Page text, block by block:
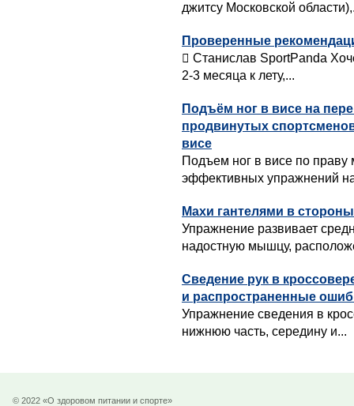
джитсу Московской
Проверенные
 Станислав SportPanda
2-3 месяца к лету,...
Подъём ног в висе на
продвинутых
висе
Подъем ног в висе по
эффективных упражнений
Махи гантелями в
Упражнение развивает
надостную мышцу,
Сведение рук в
и распространенные
Упражнение сведения в
нижнюю часть, середину и...
© 2022 «О здоровом питании и спорте»